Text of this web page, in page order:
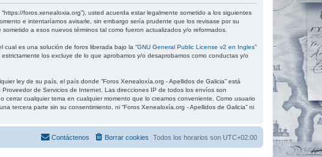
foros.xenealoxia.org”), usted acuerda estar legalmente sometido a los siguientes
e intentaríamos avisarle, sin embargo sería prudente que los revisase por su
a esos nuevos términos tal como fueron actualizados y/o reformados.
cual es una solución de foros liberada bajo la “GNU General Public License v2 en Ingles”
los excluye de lo que aprobamos y/o desaprobamos como conductas y/o
ley de su país, el país donde “Foros Xenealoxía.org - Apellidos de Galicia” está
de Servicios de Internet. Las direcciones IP de todos los envíos son
cerrar cualquier tema en cualquier momento que lo creamos conveniente. Como usuario
tercera parte sin su consentimiento, ni “Foros Xenealoxía.org - Apellidos de Galicia” ni
Todos los horarios son UTC+02:00
Borrar cookies
Contáctenos